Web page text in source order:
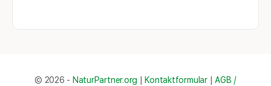
© 2026 - NaturPartner.org Kontaktformular| AGB /